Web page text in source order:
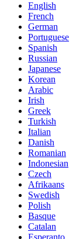
English
French
German
Portuguese
Spanish
Russian
Japanese
Korean
Arabic
Irish
Greek
Turkish
Italian
Danish
Romanian
Indonesian
Czech
Afrikaans
Swedish
Polish
Basque
Catalan